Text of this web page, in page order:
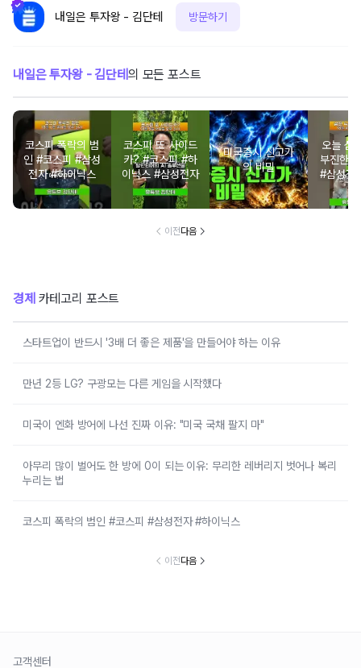
내일은 투자왕 - 김단테 방문하기
내일은 투자왕 - 김단테 의 모든 포스트
코스피 폭락의 범
인 #코스피 #삼성
전자 #하이닉스
코스피 또 사이드
카? #코스피 #하
이닉스 #삼성전자
미국증시 신고가
의 비밀
오늘 삼
부진한
#삼성전
닉스 #
이전다음
경제 카테고리 포스트
스타트업이 반드시 '3배 더 좋은 제품'을 만들어야 하는 이유
만년 2등 LG? 구광모는 다른 게임을 시작했다
미국이 엔화 방어에 나선 진짜 이유: "미국 국채 팔지 마"
아무리 많이 벌어도 한 방에 0이 되는 이유: 무리한 레버리지 벗어나 복리
누리는 법
코스피 폭락의 범인 #코스피 #삼성전자 #하이닉스
이전다음
고객센터